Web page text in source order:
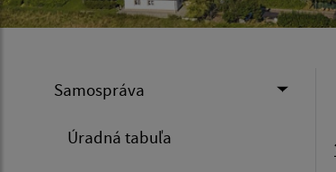
Samospráva
Úradná tabuľa